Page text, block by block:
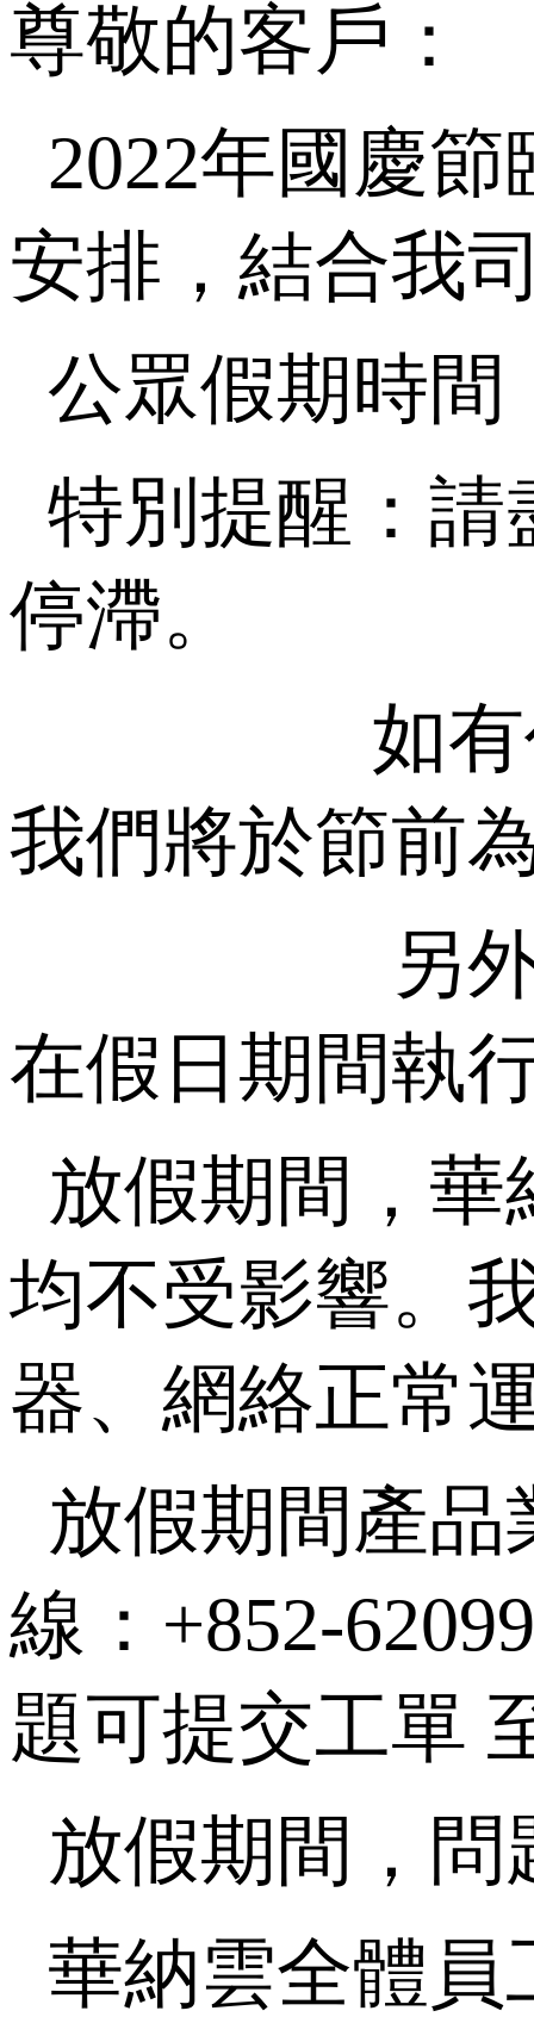
尊敬的客戶：
2022年國慶
安排，結合我
公眾假期時間
特別提醒：請
停滯。
如有任何
我們將於節前
另外，請
在假日期間執
放假期間，
均不受影響。
器、網絡正常
放假期間產品
線：+852-
題可提交工單
放假期間，
華納雲全體員